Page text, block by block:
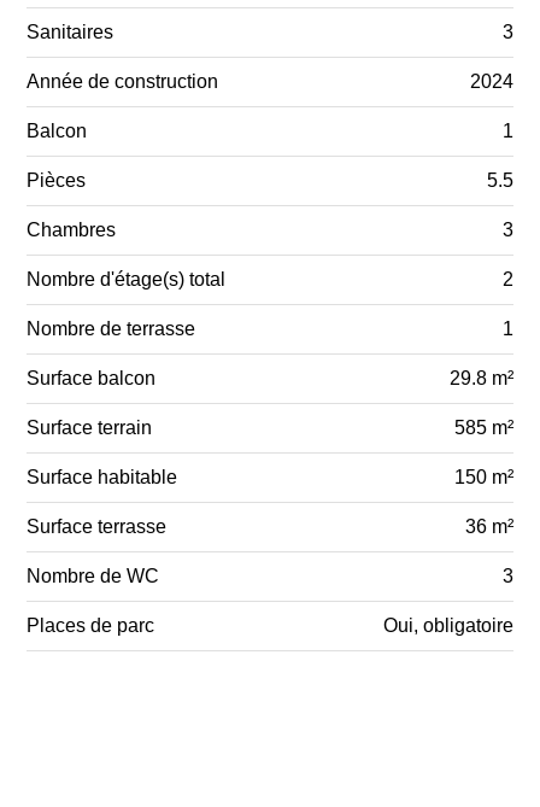
Sanitaires 3
Année de construction 2024
Balcon 1
Pièces 5.5
Chambres 3
Nombre d'étage(s) total 2
Nombre de terrasse 1
Surface balcon 29.8 m²
Surface terrain 585 m²
Surface habitable 150 m²
Surface terrasse 36 m²
Nombre de WC 3
Places de parc Oui, obligatoire